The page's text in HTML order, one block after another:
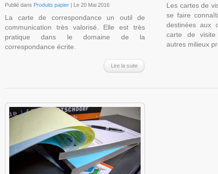
Publié dans Produits papier | Le 20 Mai 2016
La carte de correspondance un outil de
communication très valorisé. Elle est très
pratique dans le domaine de la
correspondance écrite.
Lire la suite
Les cartes de
se faire
destinées aux
carte de visite
autres milieux